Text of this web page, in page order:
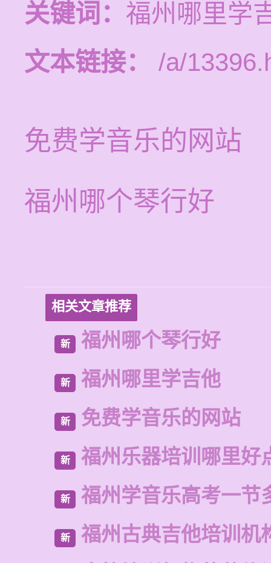
关键词： 福州哪里学
文本链接：
/a/
免费学音乐的网站
福州哪个琴行好
相关文章推荐
新 福州哪个琴行好
新 福州哪里学吉他
新 免费学音乐的网站
新 福州乐器培训哪里好
新 福州学音乐高考一节
新
福州古典吉他培训机